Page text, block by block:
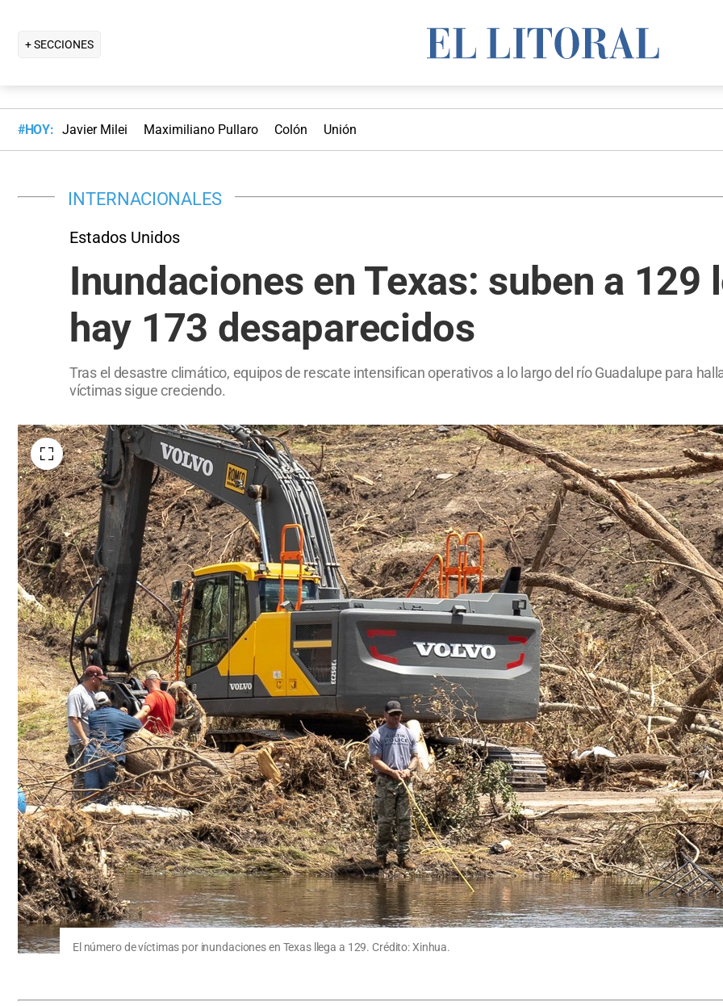
+ SECCIONES
#HOY: Javier Milei Maximiliano Pullaro Colón Unión
INTERNACIONALES
Estados Unidos
Inundaciones en Texas: suben a 129
hay 173 desaparecidos
Tras el desastre climático, equipos de rescate intensifican operativos a lo largo del río Guadalupe para
víctimas sigue creciendo.
El número de víctimas por inundaciones en Texas llega a 129. Crédito: Xinhua.